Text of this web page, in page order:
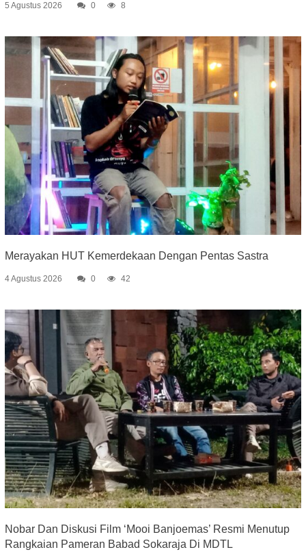
5 Agustus 2026 0 8
Merayakan HUT Kemerdekaan Dengan Pentas Sastra
4 Agustus 2026 0 42
Nobar Dan Diskusi Film ‘Mooi Banjoemas’ Resmi Menutup
Rangkaian Pameran Babad Sokaraja Di MDTL